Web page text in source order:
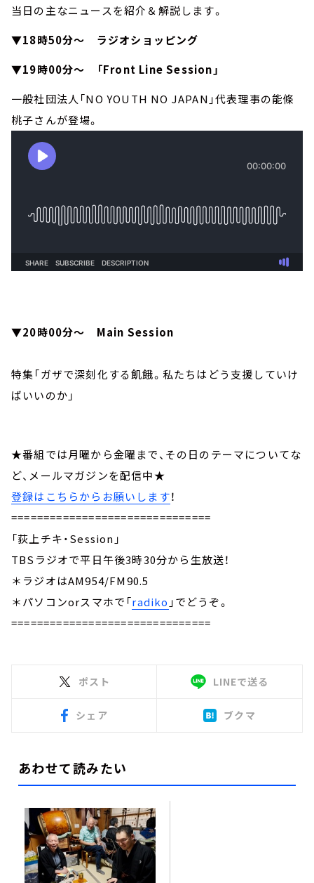
当日の主なニュースを紹介＆解説します。
▼18時50分～ ラジオショッピング
▼19時00分～ 「Front Line Session」
一般社団法人「NO YOUTH NO JAPAN」代表理事の能條
桃子さんが登場。
▼20時00分～ Main Session
特集「ガザで深刻化する飢餓。私たちはどう支援していけ
ばいいのか」
★番組では月曜から金曜まで、その日のテーマについてな
ど、メールマガジンを配信中★
登録はこちらからお願いします！
===============================
「荻上チキ・Session」
TBSラジオで平日午後3時30分から生放送！
＊ラジオはAM954/FM90.5
＊パソコンorスマホで「radiko 」でどうぞ。
===============================
ポスト LINEで送る
シェア ブクマ
あわせて読みたい